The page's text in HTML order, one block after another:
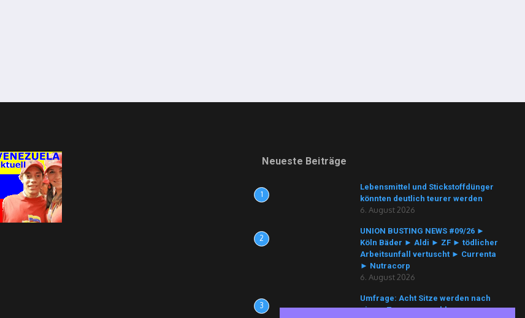
Neueste Beiträge
1
Lebensmittel und Stickstoffdünger
könnten deutlich teurer werden
6. August 2026
2
UNION BUSTING NEWS #09/26 ►
Köln Bäder ► Aldi ► ZF ► tödlicher
Arbeitsunfall vertuscht ► Currenta
► Nutracorp
6. August 2026
3
Umfrage: Acht Sitze werden nach
einem Zusammenschluss von